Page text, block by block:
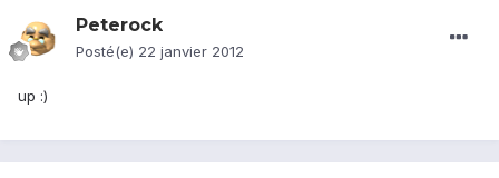
Peterock
Posté(e) 22 janvier 2012
up :)